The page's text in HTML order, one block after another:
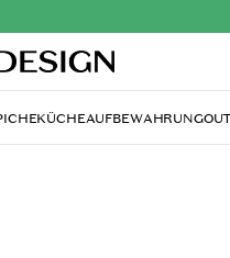
KÜCHEAUFBEWAHRUNG